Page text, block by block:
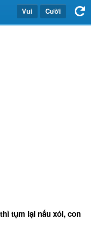
Cười
Vui
tụm lại nấu xói, con